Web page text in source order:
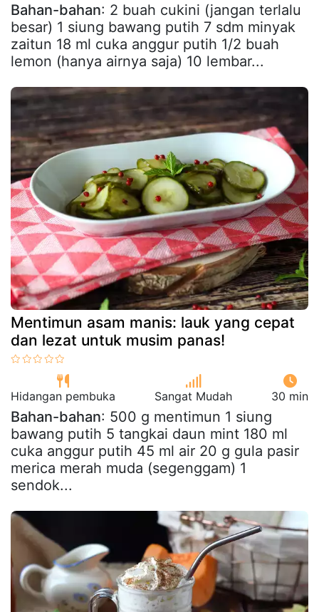
Bahan-bahan: 2 buah cukini (jangan terlalu
besar) 1 siung bawang putih 7 sdm minyak
zaitun 18 ml cuka anggur putih 1/2 buah
lemon (hanya airnya saja) 10 lembar...
Mentimun asam manis: lauk yang cepat
dan lezat untuk musim panas!
Hidangan pembuka Sangat Mudah 30 min
Bahan-bahan: 500 g mentimun 1 siung
bawang putih 5 tangkai daun mint 180 ml
cuka anggur putih 45 ml air 20 g gula pasir
merica merah muda (segenggam) 1
sendok...